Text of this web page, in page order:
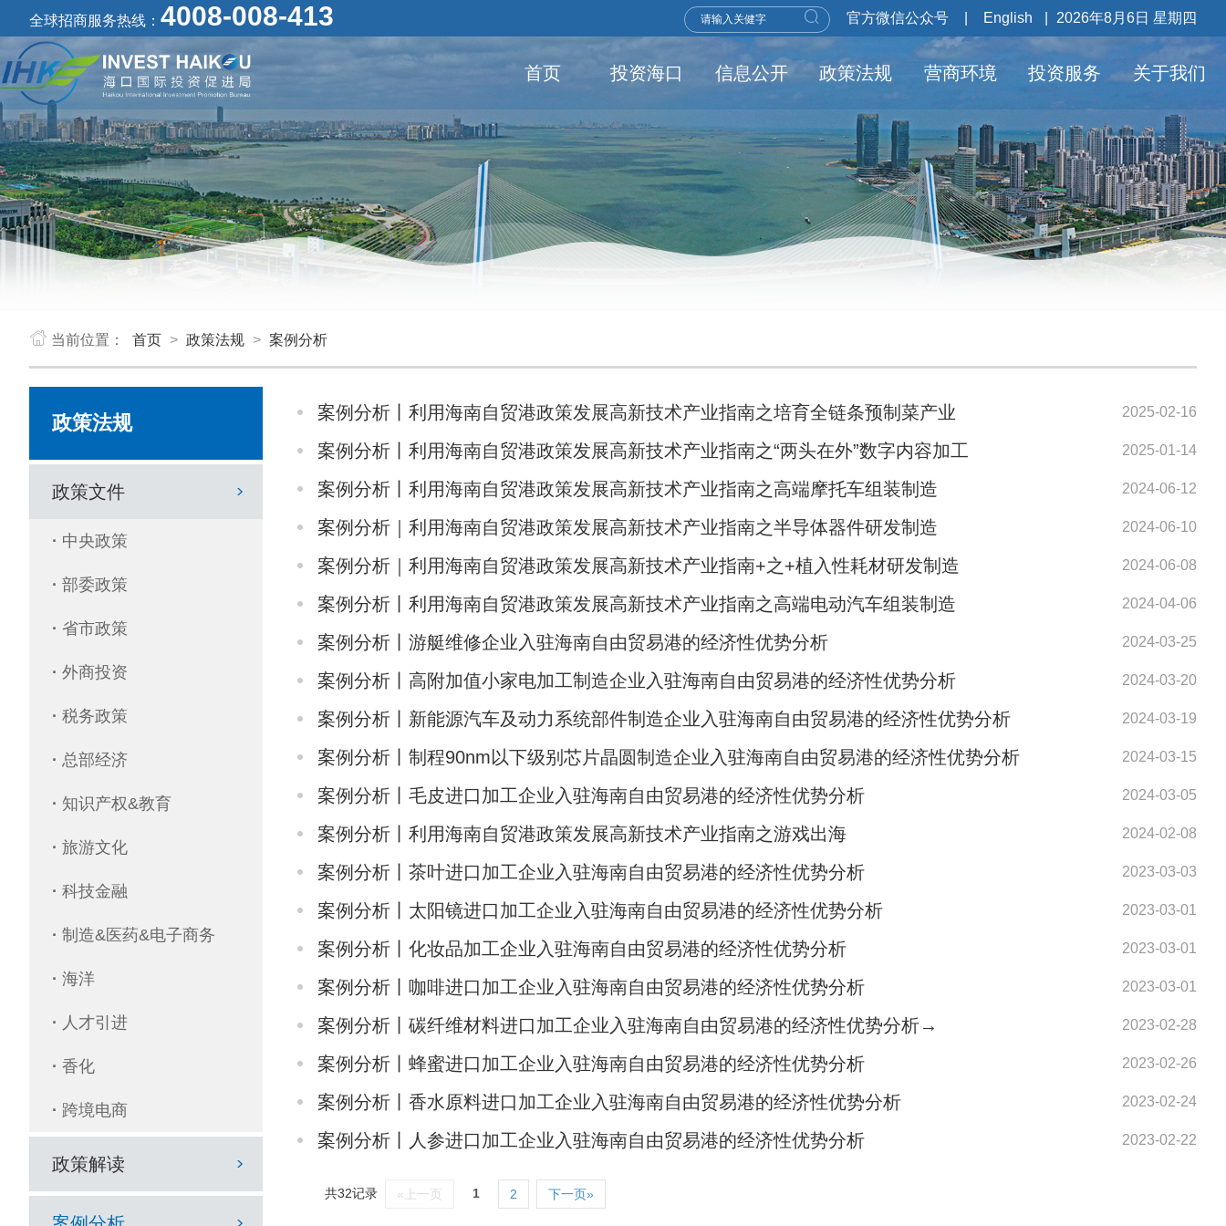
全球招商服务热线： 4008-008-413 官方微信公众号 English 2026年8月6日 星期四
首页 投资海口 信息公开 政策法规 营商环境 投资服务 关于我们
当前位置： 首页 > 政策法规 > 案例分析
政策法规
政策文件
· 中央政策
· 部委政策
· 省市政策
· 外商投资
· 税务政策
· 总部经济
· 知识产权&教育
· 旅游文化
· 科技金融
· 制造&医药&电子商务
· 海洋
· 人才引进
· 香化
· 跨境电商
政策解读
2025-02-16
案例分析丨利用海南自贸港政策发展高新技术产业指南之培育全链条预制菜产业
2025-01-14
案例分析丨利用海南自贸港政策发展高新技术产业指南之“两头在外”数字内容加工
2024-06-12
案例分析丨利用海南自贸港政策发展高新技术产业指南之高端摩托车组装制造
2024-06-10
案例分析｜利用海南自贸港政策发展高新技术产业指南之半导体器件研发制造
2024-06-08
案例分析｜利用海南自贸港政策发展高新技术产业指南+之+植入性耗材研发制造
2024-04-06
案例分析丨利用海南自贸港政策发展高新技术产业指南之高端电动汽车组装制造
2024-03-25
案例分析丨游艇维修企业入驻海南自由贸易港的经济性优势分析
2024-03-20
案例分析丨高附加值小家电加工制造企业入驻海南自由贸易港的经济性优势分析
2024-03-19
案例分析丨新能源汽车及动力系统部件制造企业入驻海南自由贸易港的经济性优势分析
2024-03-15
案例分析丨制程90nm以下级别芯片晶圆制造企业入驻海南自由贸易港的经济性优势分析
2024-03-05
案例分析丨毛皮进口加工企业入驻海南自由贸易港的经济性优势分析
2024-02-08
案例分析丨利用海南自贸港政策发展高新技术产业指南之游戏出海
2023-03-03
案例分析丨茶叶进口加工企业入驻海南自由贸易港的经济性优势分析
2023-03-01
案例分析丨太阳镜进口加工企业入驻海南自由贸易港的经济性优势分析
2023-03-01
案例分析丨化妆品加工企业入驻海南自由贸易港的经济性优势分析
2023-03-01
案例分析丨咖啡进口加工企业入驻海南自由贸易港的经济性优势分析
2023-02-28
案例分析丨碳纤维材料进口加工企业入驻海南自由贸易港的经济性优势分析→
2023-02-26
案例分析丨蜂蜜进口加工企业入驻海南自由贸易港的经济性优势分析
2023-02-24
案例分析丨香水原料进口加工企业入驻海南自由贸易港的经济性优势分析
2023-02-22
案例分析丨人参进口加工企业入驻海南自由贸易港的经济性优势分析
共32记录 «上一页 1 2 下一页»